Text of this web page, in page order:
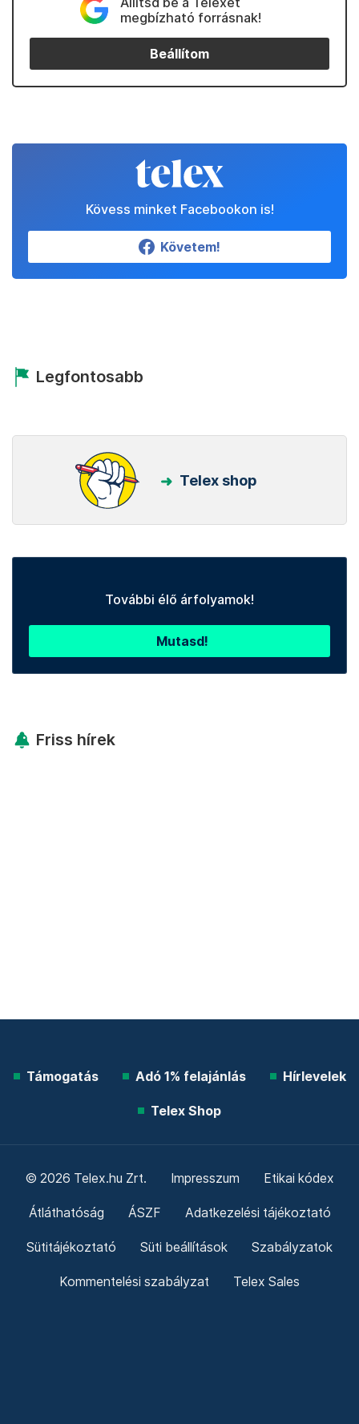
megbízható forrásnak!
Beállítom
Kövess minket Facebookon is!
Követem!
Legfontosabb
Telex shop
További élő árfolyamok!
Mutasd!
Friss hírek
Támogatás Adó 1% felajánlás Hírlevelek
Telex Shop
© 2026 Telex.hu Zrt. Impresszum Etikai kódex
Átláthatóság ÁSZF Adatkezelési tájékoztató
Sütitájékoztató Süti beállítások Szabályzatok
Kommentelési szabályzat Telex Sales